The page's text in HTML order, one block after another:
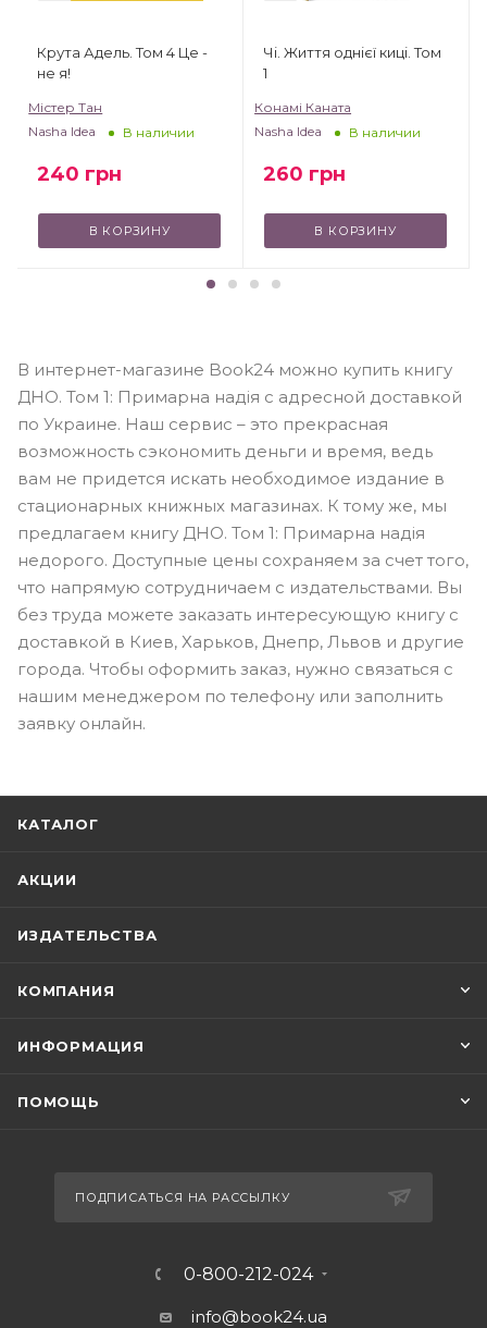
Крута Адель. Том 4 Це -
не я!
Містер Тан
Nasha Idea
В наличии
240 грн
В КОРЗИНУ
Чі. Життя однієї киці. Том
1
Конамі Каната
Nasha Idea
В наличии
260 грн
В КОРЗИНУ
В интернет-магазине Book24 можно купить книгу
ДНО. Том 1: Примарна надія с адресной доставкой
по Украине. Наш сервис – это прекрасная
возможность сэкономить деньги и время, ведь
вам не придется искать необходимое издание в
стационарных книжных магазинах. К тому же, мы
предлагаем книгу ДНО. Том 1: Примарна надія
недорого. Доступные цены сохраняем за счет того,
что напрямую сотрудничаем с издательствами. Вы
без труда можете заказать интересующую книгу с
доставкой в Киев, Харьков, Днепр, Львов и другие
города. Чтобы оформить заказ, нужно связаться с
нашим менеджером по телефону или заполнить
заявку онлайн.
КАТАЛОГ
АКЦИИ
ИЗДАТЕЛЬСТВА
КОМПАНИЯ
ИНФОРМАЦИЯ
ПОМОЩЬ
ПОДПИСАТЬСЯ НА РАССЫЛКУ
0-800-212-024
info@book24.ua